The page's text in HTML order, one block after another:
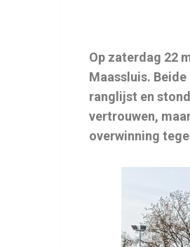
Op zaterdag 22
Maassluis.
ranglijst en
vertrouwen,
overwinning